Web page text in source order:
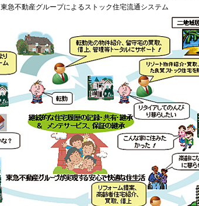
東急不動産グループによるストック住宅流通システム